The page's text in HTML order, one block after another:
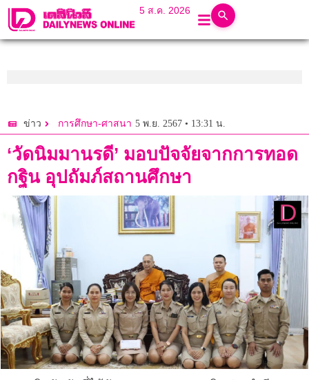
5 ส.ค. 2026
ข่าว การศึกษา-ศาสนา 5 พ.ย. 2567 • 13:31 น.
‘วัดนิมมานรดี’ มอบปัจจัยจากการทอด
กฐิน อุปถัมภ์สถานศึกษา